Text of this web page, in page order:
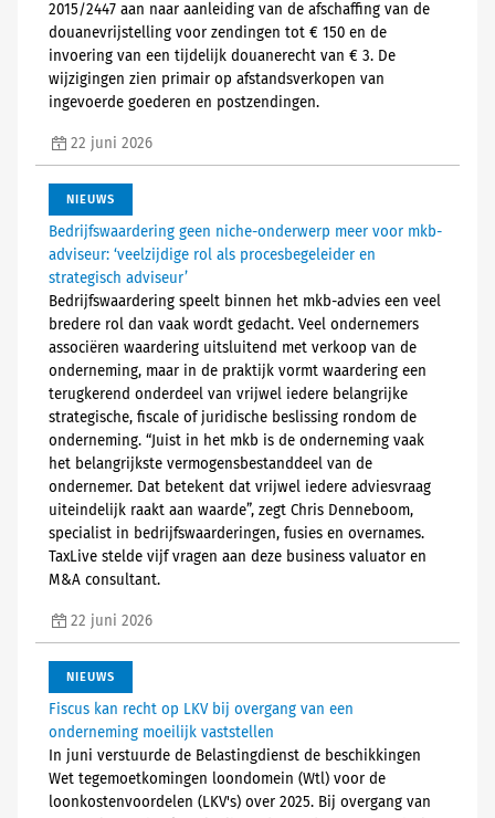
2015/2447 aan naar aanleiding van de afschaffing van de
douanevrijstelling voor zendingen tot € 150 en de
invoering van een tijdelijk douanerecht van € 3. De
wijzigingen zien primair op afstandsverkopen van
ingevoerde goederen en postzendingen.
22 juni 2026
NIEUWS
Bedrijfswaardering geen niche-onderwerp meer voor mkb-
adviseur: ‘veelzijdige rol als procesbegeleider en
strategisch adviseur’
Bedrijfswaardering speelt binnen het mkb-advies een veel
bredere rol dan vaak wordt gedacht. Veel ondernemers
associëren waardering uitsluitend met verkoop van de
onderneming, maar in de praktijk vormt waardering een
terugkerend onderdeel van vrijwel iedere belangrijke
strategische, fiscale of juridische beslissing rondom de
onderneming. “Juist in het mkb is de onderneming vaak
het belangrijkste vermogensbestanddeel van de
ondernemer. Dat betekent dat vrijwel iedere adviesvraag
uiteindelijk raakt aan waarde”, zegt Chris Denneboom,
specialist in bedrijfswaarderingen, fusies en overnames.
TaxLive stelde vijf vragen aan deze business valuator en
M&A consultant.
22 juni 2026
NIEUWS
Fiscus kan recht op LKV bij overgang van een
onderneming moeilijk vaststellen
In juni verstuurde de Belastingdienst de beschikkingen
Wet tegemoetkomingen loondomein (Wtl) voor de
loonkostenvoordelen (LKV's) over 2025. Bij overgang van